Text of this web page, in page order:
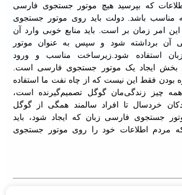
که بپرسید هیچ موتور جستجوی فارسی
مناسب باشد. دولت باید روی موتور جستجوی
امر زمان بر است. باید منابع خوبی وارد آن
آن برداشته شود و سپس به عنوان موتور
استفاده شود.زیرساخت مناسب و ورود
بخش ایجاد یک موتور جستجوی فارسی است.
فقط این نیست که از چاه نفت ما استفاده
چیز زندگی‌مان گوگل تصمیم‌گیرنده است،
خردسال تا افراد سالمند همگی از گوگل
جستجوی فارسی زبان که ایجاد شود، باید
مردم اطلاعات خود را روی موتور جستجوی